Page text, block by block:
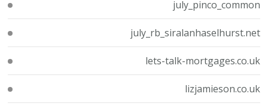
july_pinco_common
july_rb_siralanhaselhurst.net
lets-talk-mortgages.co.uk
lizjamieson.co.uk